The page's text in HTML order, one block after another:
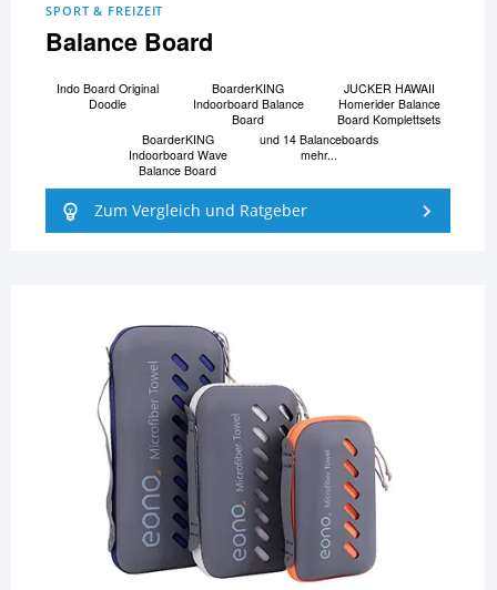
SPORT & FREIZEIT
Balance Board
Indo Board Original
Doodle
BoarderKING
Indoorboard Balance
Board
JUCKER HAWAII
Homerider Balance
Board Komplettsets
BoarderKING
Indoorboard Wave
Balance Board
und 14 Balanceboards
mehr...
Zum Vergleich und Ratgeber